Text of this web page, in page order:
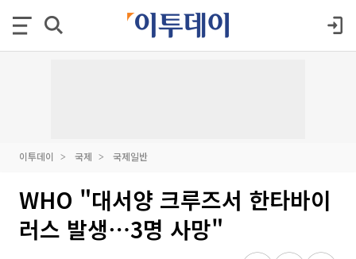
이투데이 국제 국제일반
WHO "대서양 크루즈서 한타바이
러스 발생⋯3명 사망"